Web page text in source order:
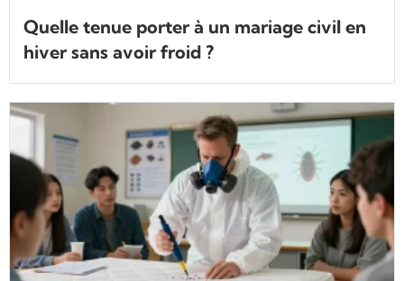
Quelle tenue porter à un mariage civil en
hiver sans avoir froid ?